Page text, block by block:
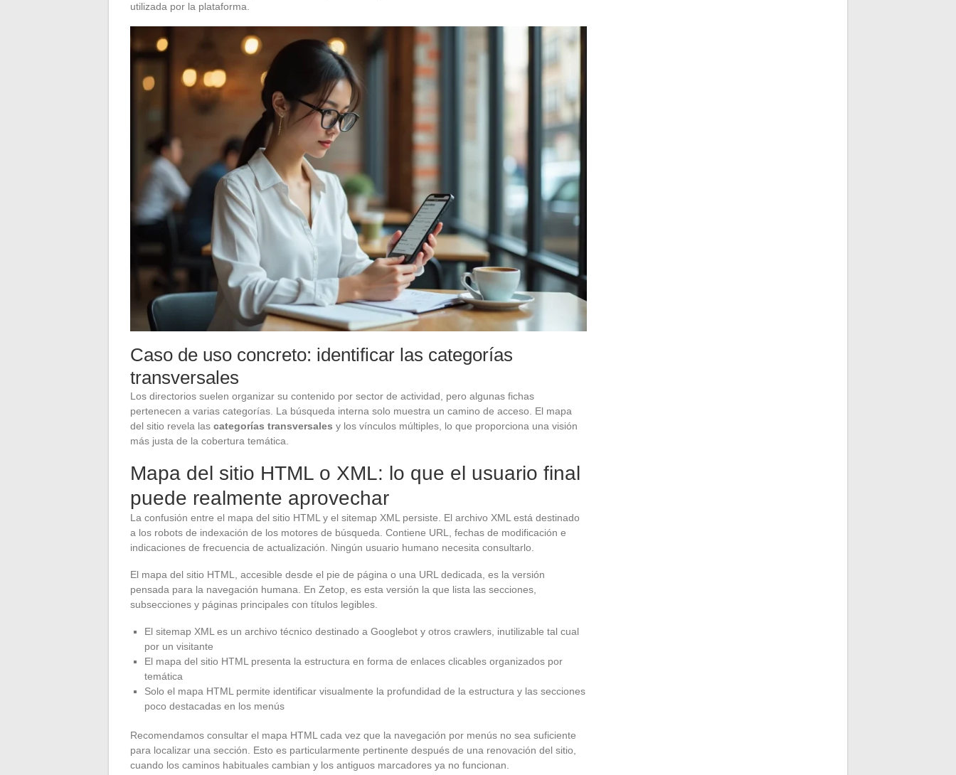
utilizada por la plataforma.
Caso de uso concreto: identificar las categorías
transversales
Los directorios suelen organizar su contenido por sector de actividad, pero algunas fichas
pertenecen a varias categorías. La búsqueda interna solo muestra un camino de acceso. El mapa
del sitio revela las categorías transversales y los vínculos múltiples, lo que proporciona una visión
más justa de la cobertura temática.
Mapa del sitio HTML o XML: lo que el usuario final
puede realmente aprovechar
La confusión entre el mapa del sitio HTML y el sitemap XML persiste. El archivo XML está destinado
a los robots de indexación de los motores de búsqueda. Contiene URL, fechas de modificación e
indicaciones de frecuencia de actualización. Ningún usuario humano necesita consultarlo.
El mapa del sitio HTML, accesible desde el pie de página o una URL dedicada, es la versión
pensada para la navegación humana. En Zetop, es esta versión la que lista las secciones,
subsecciones y páginas principales con títulos legibles.
El sitemap XML es un archivo técnico destinado a Googlebot y otros crawlers, inutilizable tal cual
por un visitante
El mapa del sitio HTML presenta la estructura en forma de enlaces clicables organizados por
temática
Solo el mapa HTML permite identificar visualmente la profundidad de la estructura y las secciones
poco destacadas en los menús
Recomendamos consultar el mapa HTML cada vez que la navegación por menús no sea suficiente
para localizar una sección. Esto es particularmente pertinente después de una renovación del sitio,
cuando los caminos habituales cambian y los antiguos marcadores ya no funcionan.